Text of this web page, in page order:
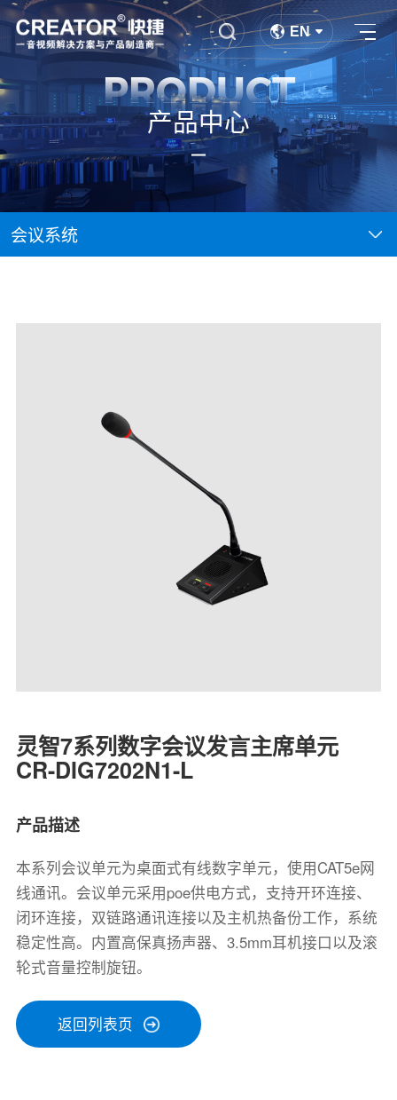
EN
PRODUCT
产品中心
会议系统
灵智7系列数字会议发言主席单元
CR-DIG7202N1-L
产品描述
本系列会议单元为桌面式有线数字单元，使用CAT5e网
线通讯。会议单元采用poe供电方式，支持开环连接、
闭环连接，双链路通讯连接以及主机热备份工作，系统
稳定性高。内置高保真扬声器、3.5mm耳机接口以及滚
轮式音量控制旋钮。
返回列表页